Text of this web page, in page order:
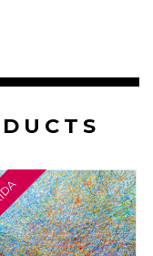
× 100 cm